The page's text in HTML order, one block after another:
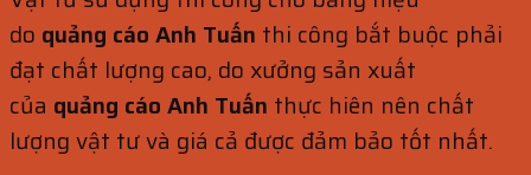
do quảng cáo Anh Tuấn thi công bắt buộc phải
đạt chất lượng cao, do xưởng sản xuất
của quảng cáo Anh Tuấn thực hiên nên chất
lượng vật tư và giá cả được đảm bảo tốt nhất.